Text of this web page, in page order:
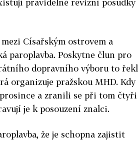
Císařským ostrovem a
paroplavba. Poskytne člun pro
dopravního výboru to řekl
organizuje pražskou MHD. Kdy
a zranili se při tom čtyři
je k posouzení znalci.
že je schopna zajistit